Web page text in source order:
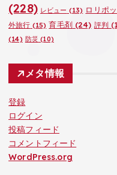
(228) レビュー (13) ロリポ
外旅行 (15) 育毛剤(24) 評判
(14) 防災 (10)
メタ情報
登録
ログイン
投稿フィード
コメントフィード
WordPress.org